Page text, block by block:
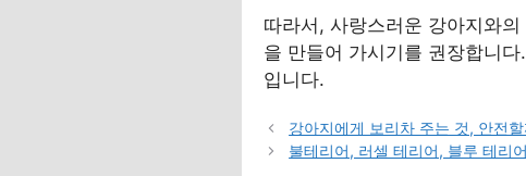
따라서, 사랑스러운 강아지와
을 만들어 가시기를 권장합니
입니다.
강아지에게 보리차 주는 것, 안전
불테리어, 러셀 테리어, 블루 테리